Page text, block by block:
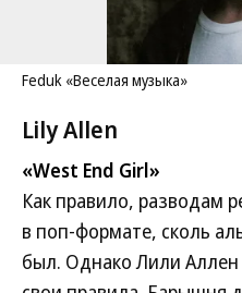
Feduk «Веселая музыка»
Lily Allen
«West End Girl»
Как правило, разводам
в поп-формате, сколь
был. Однако Лили Аллен